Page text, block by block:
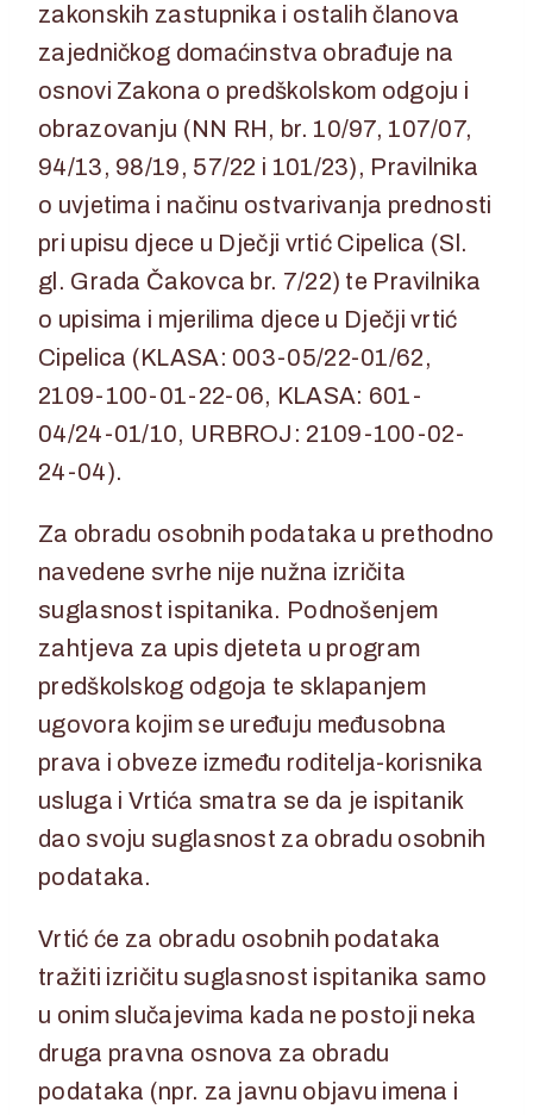
zakonskih zastupnika i ostalih članova
zajedničkog domaćinstva obrađuje na
osnovi Zakona o predškolskom odgoju i
obrazovanju (NN RH, br. 10/97, 107/07,
94/13, 98/19, 57/22 i 101/23), Pravilnika
o uvjetima i načinu ostvarivanja prednosti
pri upisu djece u Dječji vrtić Cipelica (Sl.
gl. Grada Čakovca br. 7/22) te Pravilnika
o upisima i mjerilima djece u Dječji vrtić
Cipelica (KLASA: 003-05/22-01/62,
2109-100-01-22-06, KLASA: 601-
04/24-01/10, URBROJ: 2109-100-02-
24-04).
Za obradu osobnih podataka u prethodno
navedene svrhe nije nužna izričita
suglasnost ispitanika. Podnošenjem
zahtjeva za upis djeteta u program
predškolskog odgoja te sklapanjem
ugovora kojim se uređuju međusobna
prava i obveze između roditelja-korisnika
usluga i Vrtića smatra se da je ispitanik
dao svoju suglasnost za obradu osobnih
podataka.
Vrtić će za obradu osobnih podataka
tražiti izričitu suglasnost ispitanika samo
u onim slučajevima kada ne postoji neka
druga pravna osnova za obradu
podataka (npr. za javnu objavu imena i